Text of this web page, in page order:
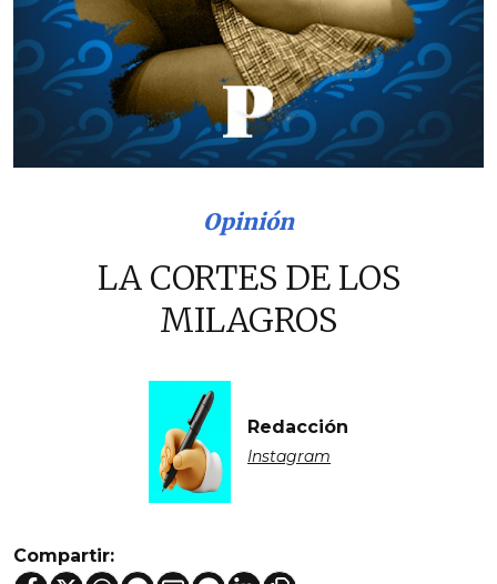
Opinión
LA CORTES DE LOS
MILAGROS
Redacción
Instagram
Compartir: